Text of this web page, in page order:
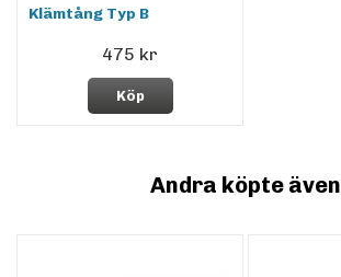
Klämtång Typ B
475 kr
Köp
Andra köpte även